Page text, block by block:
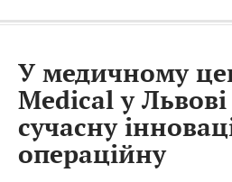
У медичному
Medical у
сучасну
операційну